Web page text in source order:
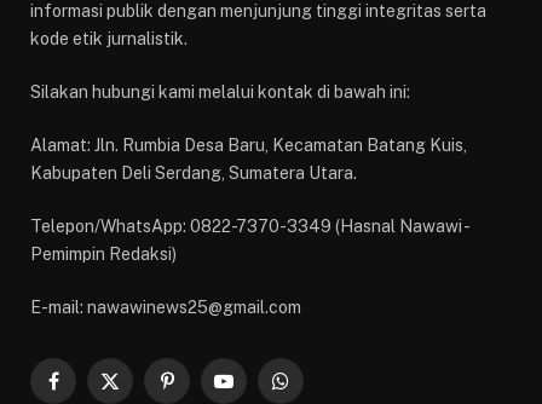
informasi publik dengan menjunjung tinggi integritas serta
kode etik jurnalistik.
Silakan hubungi kami melalui kontak di bawah ini:
Alamat: Jln. Rumbia Desa Baru, Kecamatan Batang Kuis,
Kabupaten Deli Serdang, Sumatera Utara.
Telepon/WhatsApp: 0822-7370-3349 (Hasnal Nawawi -
Pemimpin Redaksi)
E-mail: nawawinews25@gmail.com
Facebook
X
PinterestYouTubeWhatsApp